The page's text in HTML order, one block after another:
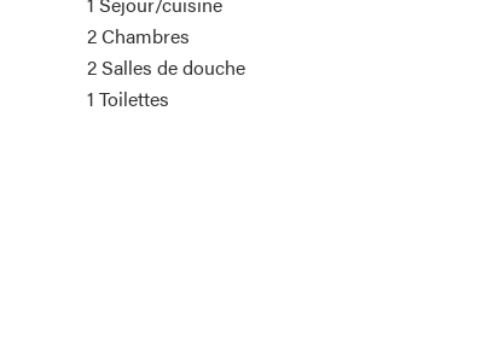
2 Chambres
2 Salles de douche
1 Toilettes